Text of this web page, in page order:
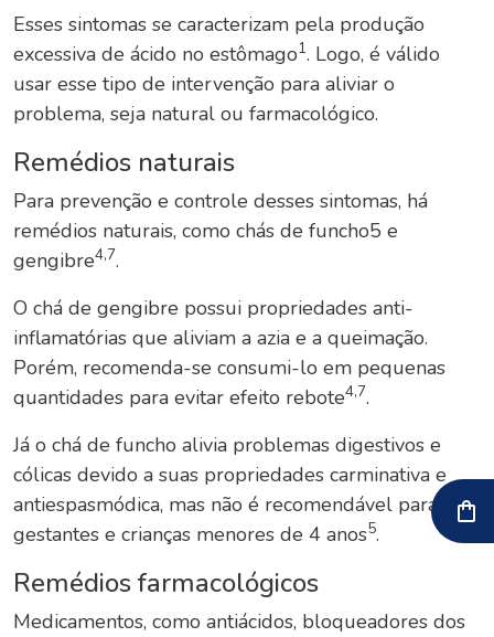
Esses sintomas se caracterizam pela produção
excessiva de ácido no estômago1. Logo, é válido
usar esse tipo de intervenção para aliviar o
problema, seja natural ou farmacológico.
Remédios naturais
Para prevenção e controle desses sintomas, há
remédios naturais, como chás de funcho5 e
gengibre4,7.
O chá de gengibre possui propriedades anti-
inflamatórias que aliviam a azia e a queimação.
Porém, recomenda-se consumi-lo em pequenas
quantidades para evitar efeito rebote4,7.
Já o chá de funcho alivia problemas digestivos e
cólicas devido a suas propriedades carminativa e
antiespasmódica, mas não é recomendável para
gestantes e crianças menores de 4 anos5.
Remédios farmacológicos
Medicamentos, como antiácidos, bloqueadores dos